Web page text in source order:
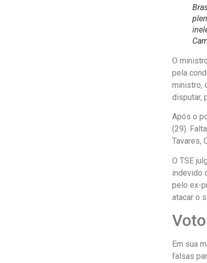
O
pela
ministro,
disputar,
Após o
(29).
Tavares,
O TSE
indevido
pelo ex-
atacar o
Voto
Em sua
falsas